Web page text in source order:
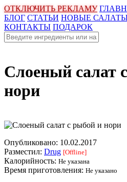
ОТКЛЮЧИТЬ РЕКЛАМУ
БЛОГ СТАТЬИ НОВЫЕ
КОНТАКТЫ ПОДАРОК
Слоеный салат
нори
Опубликовано: 10.02.2017
Разместил: Drug [Offline]
Калорийность: Не указана
Время приготовления: Не указано